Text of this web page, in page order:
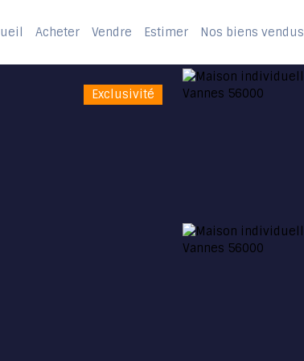
Acheter Vendre Estimer Nos biens vendus
Exclusivité